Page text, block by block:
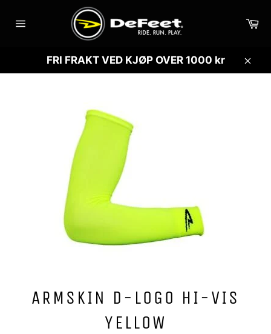
videre
Sidenavigasjon
FRI FRAKT VED KJØP OVER 1000 kr
Lukk
ARMSKIN D-LOGO HI-VIS
YELLOW